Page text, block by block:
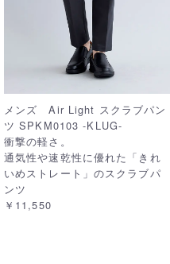
メンズ Air Light スクラブパン
ツ SPKM0103 -KLUG-
衝撃の軽さ。
通気性や速乾性に優れた「きれ
いめストレート」のスクラブパ
ンツ
￥11,550